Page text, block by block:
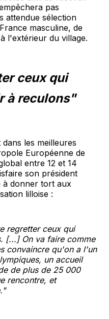
pas
attendue sélection
masculine, de
l'extérieur du village.
ceux qui
à reculons"
les meilleures
Européenne de
entre 12 et 14
son président
à donner tort aux
lilloise :
regretter ceux qui
[...] On va faire comme
convaincre qu'on a l'un
un accueil
de plus de 25 000
rencontre, et